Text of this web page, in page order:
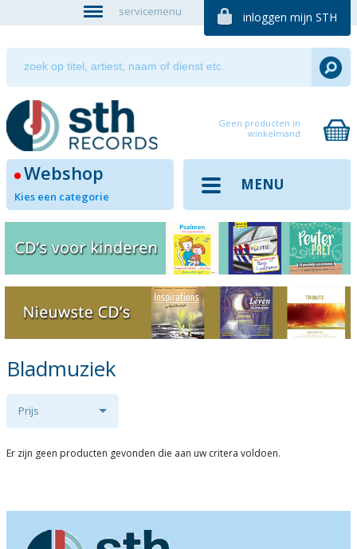
servicemenu inloggen mijn STH
Geen producten in
winkelmand
Webshop
Kies een categorie
MENU
Bladmuziek
Prijs
Er zijn geen producten gevonden die aan uw critera voldoen.